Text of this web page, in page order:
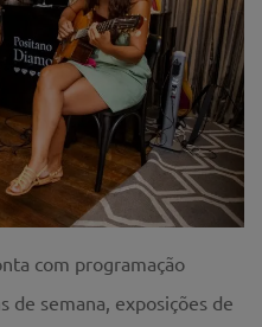
com programação
de semana, exposições de